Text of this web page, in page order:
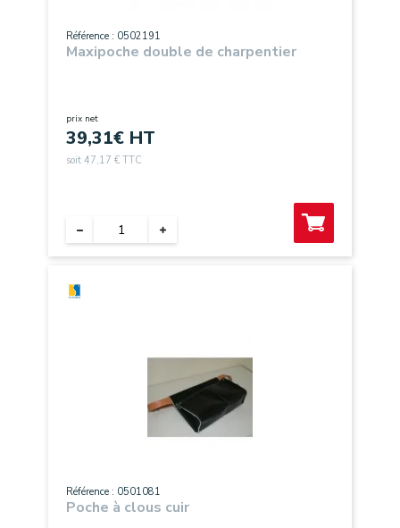
Référence : 0502191
Maxipoche double de charpentier
prix net
39,31€ HT
soit 47,17 € TTC
Référence : 0501081
Poche à clous cuir